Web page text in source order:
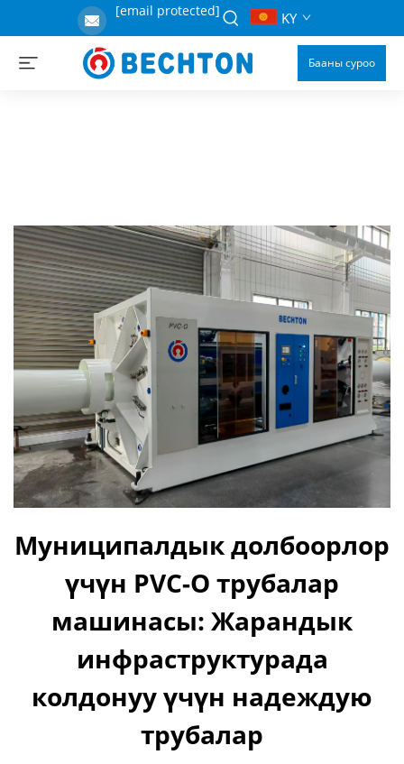
[email protected] KY
Бааны суроо
Муниципалдык долбоорлор
үчүн PVC-O трубалар
машинасы: Жарандык
инфраструктурада
колдонуу үчүн надеждую
трубалар